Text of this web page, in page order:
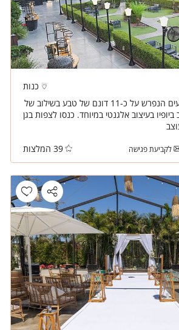
כנות
הרמוניה בגן - גן אירועים הנפרש על כ-11 דונם של טבע בשילוב של
בעיצוב אלגנטי במיוחד. כנסו לצפות בגן
לקביעת פגישה 39 המלצות